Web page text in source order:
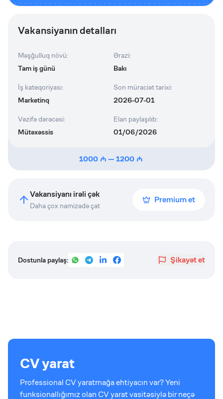
Vakansiyanın detalları
Məşğulluq növü:
Tam iş günü
Ərazi:
Bakı
İş kateqoriyası:
Marketinq
Son müraciət tarixi:
2026-07-01
Vəzifə dərəcəsi:
Mütəxəssis
Elan paylaşılıb:
01/06/2026
1000 — 1200
Vakansiyanı irəli çək
Daha çox namizədə çat
Premium et
Dostunla paylaş: Şikayət et
CV yarat
Professional CV yaratmağa ehtiyacın var? Yeni
funksionallığımız olan CV yarat vasitəsiylə bir neçə